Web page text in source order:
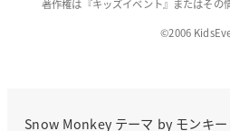
著作権は『キッズイベント』またはその
©2006
Snow Monkeyテーマ by モンキ